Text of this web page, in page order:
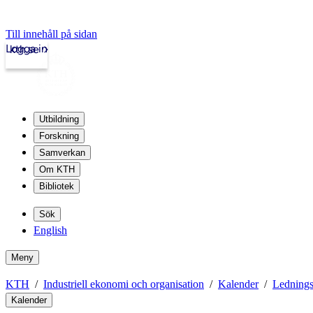
Till innehåll på sidan
kth.se
Logga in
Utbildning
Forskning
Samverkan
Om KTH
Bibliotek
Sök
English
Meny
KTH Industriell ekonomi och organisation Kalender
Kalender